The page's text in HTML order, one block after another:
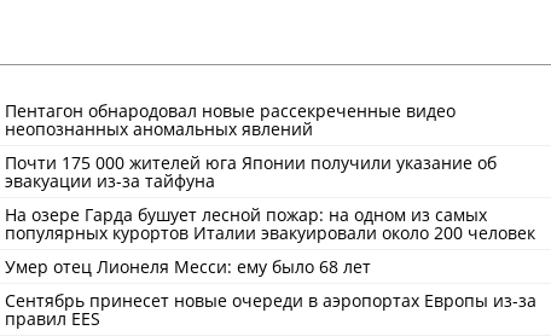
Пентагон обнародовал новые рассекреченные видео
неопознанных аномальных явлений
Почти 175 000 жителей юга Японии получили указание об
эвакуации из-за тайфуна
На озере Гарда бушует лесной пожар: на одном из самых
популярных курортов Италии эвакуировали около 200 человек
Умер отец Лионеля Месси: ему было 68 лет
Сентябрь принесет новые очереди в аэропортах Европы из-за
правил EES